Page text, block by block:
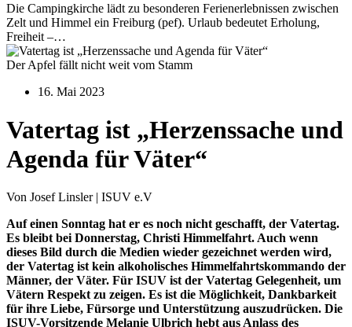
Die Campingkirche lädt zu besonderen Ferienerlebnissen zwischen
Zelt und Himmel ein Freiburg (pef). Urlaub bedeutet Erholung,
Freiheit –…
Der Apfel fällt nicht weit vom Stamm
16. Mai 2023
Vatertag ist „Herzenssache und
Agenda für Väter“
Von Josef Linsler | ISUV e.V
Auf einen Sonntag hat er es noch nicht geschafft, der Vatertag.
Es bleibt bei Donnerstag, Christi Himmelfahrt. Auch wenn
dieses Bild durch die Medien wieder gezeichnet werden wird,
der Vatertag ist kein alkoholisches Himmelfahrtskommando der
Männer, der Väter. Für ISUV ist der Vatertag Gelegenheit, um
Vätern Respekt zu zeigen. Es ist die Möglichkeit, Dankbarkeit
für ihre Liebe, Fürsorge und Unterstützung auszudrücken. Die
ISUV-Vorsitzende Melanie Ulbrich hebt aus Anlass des